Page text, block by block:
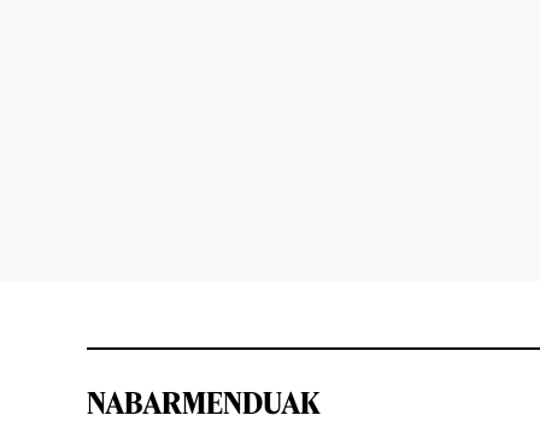
NABARMENDUAK